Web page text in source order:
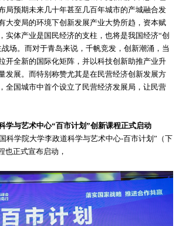
局预期未来几十年甚至几百年城市的产城融合发
大变局的环境下创新发展产业大势所趋，资本赋
实体产业是国民经济的支柱，也将是我国经济“创
场。而对于青岛来说，千帆竞发，创新潮涌，当
开全新的国际化矩阵，并以科技创新助推产业升
发展。而特别称赞尤其是在民营经济创新发展方
全国城市中首个设立了民营经济发展局，让民营
学与艺术中心“百市计划”创新课程正式启动
学院大学李政道科学与艺术中心-百市计划”（下
也正式宣布启动，